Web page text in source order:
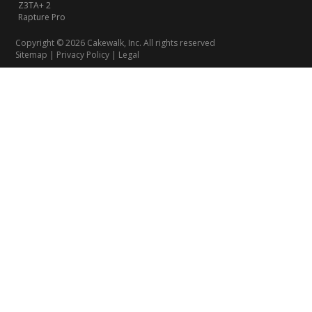
Z3TA+ 2
Rapture Pro
Copyright © 2026 Cakewalk, Inc. All rights reserved
Sitemap | Privacy Policy | Legal